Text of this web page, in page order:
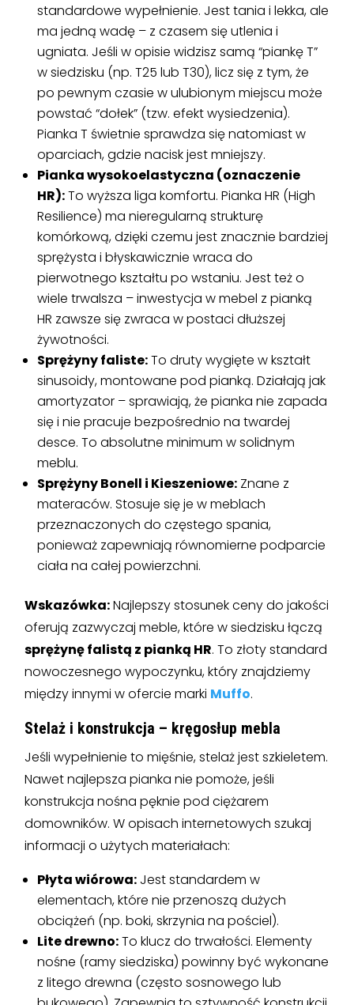
standardowe wypełnienie. Jest tania i lekka, ale
ma jedną wadę – z czasem się utlenia i
ugniata. Jeśli w opisie widzisz samą “piankę T”
w siedzisku (np. T25 lub T30), licz się z tym, że
po pewnym czasie w ulubionym miejscu może
powstać “dołek” (tzw. efekt wysiedzenia).
Pianka T świetnie sprawdza się natomiast w
oparciach, gdzie nacisk jest mniejszy.
Pianka wysokoelastyczna (oznaczenie
HR):To wyższa liga komfortu. Pianka HR (High
Resilience) ma nieregularną strukturę
komórkową, dzięki czemu jest znacznie bardziej
sprężysta i błyskawicznie wraca do
pierwotnego kształtu po wstaniu. Jest też o
wiele trwalsza – inwestycja w mebel z pianką
HR zawsze się zwraca w postaci dłuższej
żywotności.
Sprężyny faliste:To druty wygięte w kształt
sinusoidy, montowane pod pianką. Działają jak
amortyzator – sprawiają, że pianka nie zapada
się i nie pracuje bezpośrednio na twardej
desce. To absolutne minimum w solidnym
meblu.
Sprężyny Bonell i Kieszeniowe: Znane z
materaców. Stosuje się je w meblach
przeznaczonych do częstego spania,
ponieważ zapewniają równomierne podparcie
ciała na całej powierzchni.
Wskazówka:Najlepszy stosunek ceny do jakości
oferują zazwyczaj meble, które w siedzisku łączą
sprężynę falistą z pianką HR. To złoty standard
nowoczesnego wypoczynku, który znajdziemy
między innymi w ofercie marki Muffo.
Stelaż i konstrukcja – kręgosłup mebla
Jeśli wypełnienie to mięśnie, stelaż jest szkieletem.
Nawet najlepsza pianka nie pomoże, jeśli
konstrukcja nośna pęknie pod ciężarem
domowników. W opisach internetowych szukaj
informacji o użytych materiałach:
Płyta wiórowa: Jest standardem w
elementach, które nie przenoszą dużych
obciążeń (np. boki, skrzynia na pościel).
Lite drewno:To klucz do trwałości. Elementy
nośne (ramy siedziska) powinny być wykonane
z litego drewna (często sosnowego lub